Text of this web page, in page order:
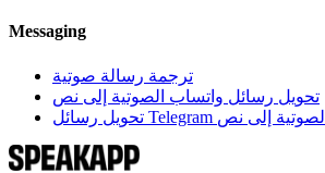
Messaging
ترجمة رسالة صوتية
تحويل رسائل واتساب الصوتية إلى نص
تحويل رسائل Telegram الصوتية إلى نص